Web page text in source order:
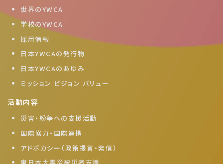
世界のYWCA
学校のYWCA
採用情報
日本YWCAの発行物
日本YWCAのあゆみ
ミッション ビジョン バリュー
活動内容
災害・紛争への支援活動
国際協力・国際連携
アドボカシー（政策提言・発信）